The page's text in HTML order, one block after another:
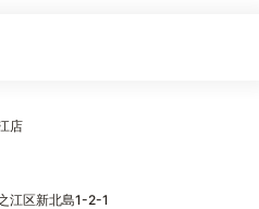
店
江区新北島1-2-1